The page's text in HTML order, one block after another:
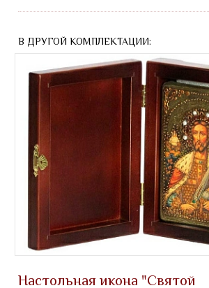
В ДРУГОЙ КОМПЛЕКТАЦИИ:
Настольная икона "Святой